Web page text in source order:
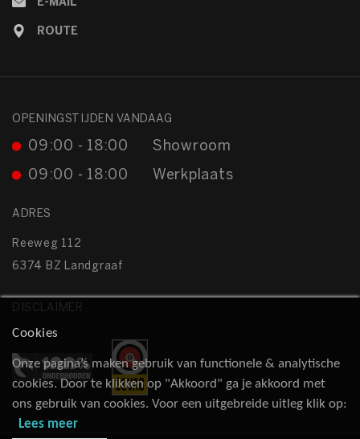
E-MAIL
ROUTE
OPENINGSTIJDEN VANDAAG
Showroom
09:00 - 18:00
Werkplaats
09:00 - 18:00
ADRES
Reeweg 112
6374 BZ Landgraaf
DISCLAIMER
Cookies
Onze pagina’s maken gebruik van functionele & analytische
cookies. Door te klikken op "Akkoord" ga je akkoord met
ons gebruik van cookies. Voor een uitgebreide uitleg klik op:
Lees meer